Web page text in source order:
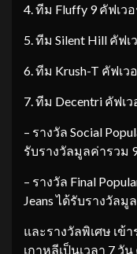
4. ทีม Fluffy 9 คัฟเว
5. ทีม Silent Hill คัฟเ
6. ทีม Krush-T คัฟเว
7. ทีม Decentri คัฟเว
– รางวัล Social
รับรางวัลมูลค่ารวม
– รางวัล Final
Jeans ได้รับรางวัล
และรางวัลพิเศษ เข้
เกาหลีเป็นเวลา 7 วั